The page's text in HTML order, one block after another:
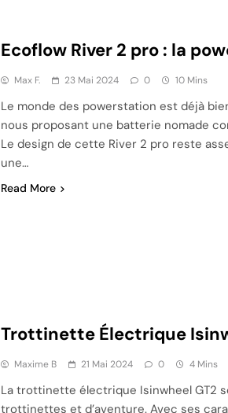
Ecoflow River 2 pro : la
Max F. 23 Mai 2024 0 10 Mins
Le monde des powerstation est déjà
nous proposant une batterie nomade
Le design de cette River 2 pro reste
une…
Read More
Trottinette Électrique
Maxime B 21 Mai 2024 0 4 Mins
La trottinette électrique Isinwheel GT2
trottinettes et d’aventure. Avec ses